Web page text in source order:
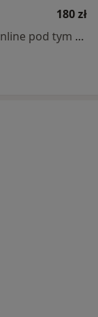
180 zł
Specjalista nie oferuje umawiania online pod tym adresem.